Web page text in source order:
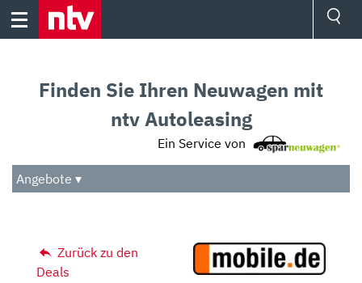
Skip
Audio
Das Beste
Finden Sie Ihren Neuwagen mit
ntv Autoleasing
Ein Service von
Angebote ▾
Zurück zu den
Deals